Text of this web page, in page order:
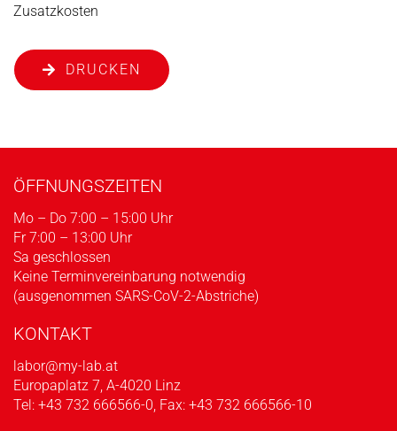
Zusatzkosten
DRUCKEN
ÖFFNUNGSZEITEN
Mo – Do 7:00 – 15:00 Uhr
Fr 7:00 – 13:00 Uhr
Sa geschlossen
Keine Terminvereinbarung notwendig
(ausgenommen SARS-CoV-2-Abstriche)
KONTAKT
labor@my-lab.at
Europaplatz 7, A-4020 Linz
Tel: +43 732 666566-0, Fax: +43 732 666566-10